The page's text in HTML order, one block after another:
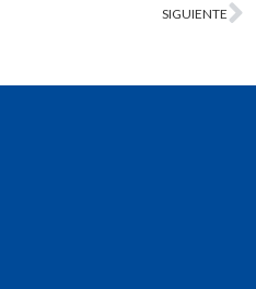
SIGUIENTE